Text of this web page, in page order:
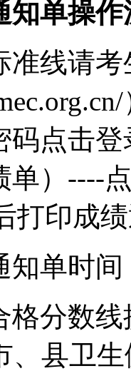
知单操作
准线请
码点击
单）----
打印成
知单时间
分数
、县卫